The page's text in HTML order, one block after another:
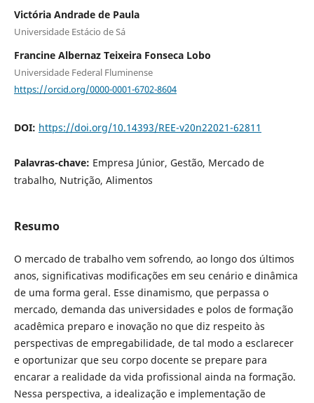
Victória Andrade de Paula
Universidade Estácio de Sá
Francine Albernaz Teixeira Fonseca Lobo
Universidade Federal Fluminense
https://orcid.org/0000-0001-6702-8604
DOI: https://doi.org/10.14393/REE-v20n22021-62811
Palavras-chave: Empresa Júnior, Gestão, Mercado de
trabalho, Nutrição, Alimentos
Resumo
O mercado de trabalho vem sofrendo, ao longo dos últimos
anos, significativas modificações em seu cenário e dinâmica
de uma forma geral. Esse dinamismo, que perpassa o
mercado, demanda das universidades e polos de formação
acadêmica preparo e inovação no que diz respeito às
perspectivas de empregabilidade, de tal modo a esclarecer
e oportunizar que seu corpo docente se prepare para
encarar a realidade da vida profissional ainda na formação.
Nessa perspectiva, a idealização e implementação de